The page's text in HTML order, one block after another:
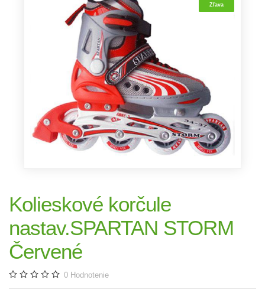
Zľava
Kolieskové korčule
nastav.SPARTAN STORM
Červené
0 Hodnotenie